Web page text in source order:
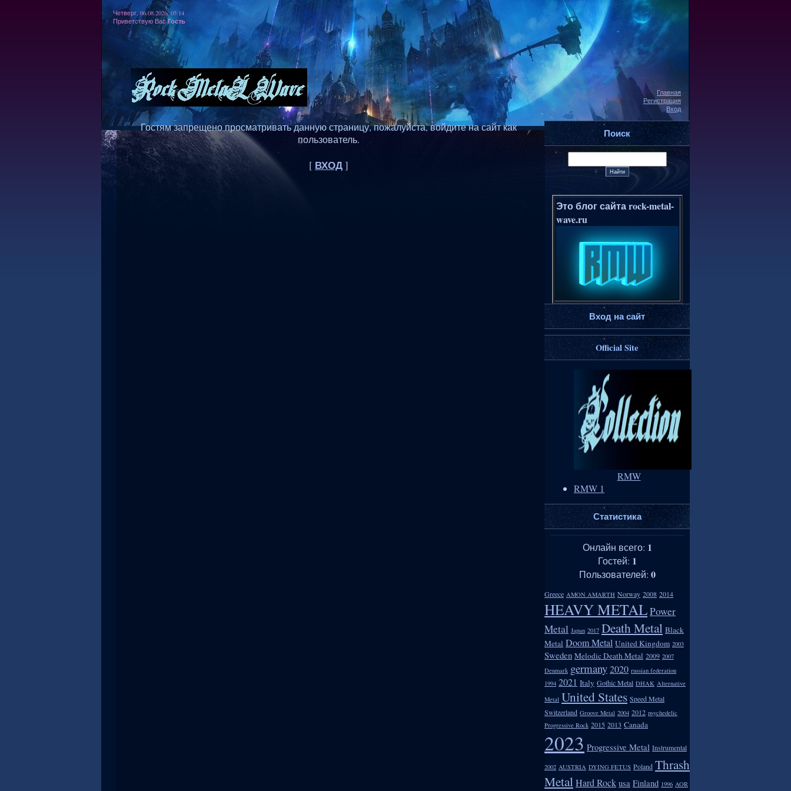
Четверг, 06.08.2026, 05:14
Приветствую Вас Гость
Главная
Регистрация
Вход
Гостям запрещено просматривать данную страницу, пожалуйста, войдите на сайт как
пользователь.
[ ВХОД]
Поиск
Это блог сайта rock-metal-
wave.ru
Вход на сайт
Official Site
RMW
RMW 1
Статистика
Онлайн всего: 1
Гостей: 1
Пользователей: 0
Greece AMON AMARTH Norway 2008 2014
HEAVY METALPower
Metal Japan 2017 Death Metal Black
Metal Doom Metal United Kingdom 2003
Sweden Melodic Death Metal 2009 2007
Denmark germany2020 russian federation
1994 2021 Italy Gothic Metal DHAK Alternative
Metal United States Speed Metal
Switzerland Groove Metal 2004 2012 psychedelic
Progressive Rock 2015 2013 Canada
2023 Progressive Metal Instrumental
2002 AUSTRIA DYING FETUS Poland Thrash
MetalHard Rock usa Finland 1996 AOR